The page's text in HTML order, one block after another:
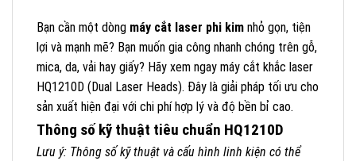
Bạn cần một dòng máy cắt laser phi kim nhỏ gọn, tiện
lợi và mạnh mẽ? Bạn muốn gia công nhanh chóng trên gỗ,
mica, da, vải hay giấy? Hãy xem ngay máy cắt khắc laser
HQ1210D (Dual Laser Heads). Đây là giải pháp tối ưu cho
sản xuất hiện đại với chi phí hợp lý và độ bền bỉ cao.
Thông số kỹ thuật tiêu chuẩn HQ1210D
Lưu ý: Thông số kỹ thuật và cấu hình linh kiện có thể